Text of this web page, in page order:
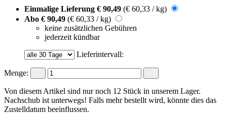
Einmalige Lieferung € 90,49 (€ 60,33 / kg)
Abo € 90,49 (€ 60,33 / kg)
keine zusätzlichen Gebühren
jederzeit kündbar
Lieferintervall:
Menge:
Von diesem Artikel sind nur noch 12 Stück in unserem Lager.
Nachschub ist unterwegs! Falls mehr bestellt wird, könnte dies das
Zustelldatum beeinflussen.